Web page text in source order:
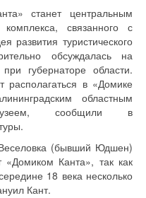
станет центральным
комплекса, связанного с
развития туристического
обсуждалась на
губернаторе области.
располагаться в «Домике
областным
музеем, сообщили в
(бывший Юдшен)
«Домиком Канта», так как
18 века несколько
Кант.